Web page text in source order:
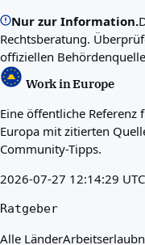
Nur zur Information.
Rechtsberatung.
offiziellen
Work in Europe
Eine öffentliche
Europa mit zitierten
Community-Tipps.
2026-07-27 12:14:29
Ratgeber
Alle Länder